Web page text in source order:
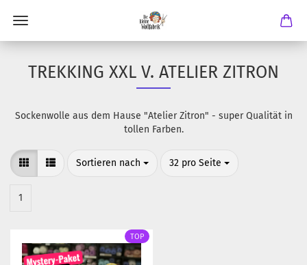
TREKKING XXL V. ATELIER ZITRON
Sockenwolle aus dem Hause "Atelier Zitron" - super Qualität in
tollen Farben.
Sortieren nach
Sortieren nach 32 pro Seite
pro Seite
1
TOP